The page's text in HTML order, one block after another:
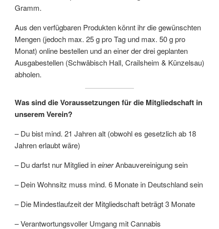
Gramm.
Aus den verfügbaren Produkten könnt ihr die gewünschten
Mengen (jedoch max. 25 g pro Tag und max. 50 g pro
Monat) online bestellen und an einer der drei geplanten
Ausgabestellen (Schwäbisch Hall, Crailsheim & Künzelsau)
abholen.
Was sind die Voraussetzungen für die Mitgliedschaft in
unserem Verein?
– Du bist mind. 21 Jahren alt (obwohl es gesetzlich ab 18
Jahren erlaubt wäre)
– Du darfst nur Mitglied ineinerAnbauvereinigung sein
– Dein Wohnsitz muss mind. 6 Monate in Deutschland sein
– Die Mindestlaufzeit der Mitgliedschaft beträgt 3 Monate
– Verantwortungsvoller Umgang mit Cannabis